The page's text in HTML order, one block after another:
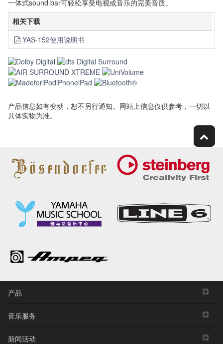
一体式sound bar可轻松享受电视或音乐的完美音质。
相关下载
YAS-152使用说明书
产品信息如有变动，恕不另行通知。网站上信息仅供参考，一切以
具体实物为准。
产品
音乐服务
新闻活动